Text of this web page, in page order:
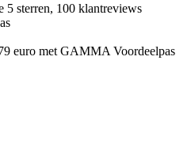
5 sterren, 100 klantreviews
euro met GAMMA Voordeelpas